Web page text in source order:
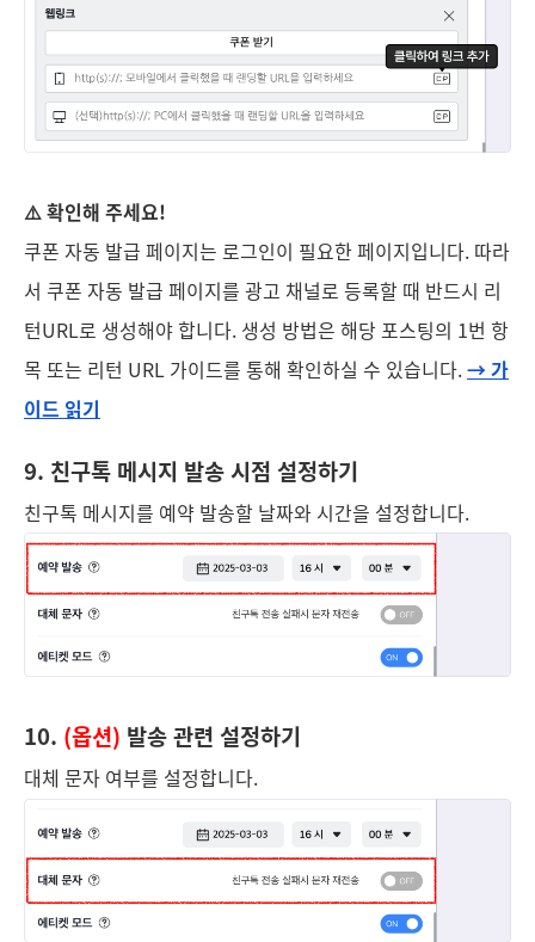
⚠️ 확인해 주세요!
쿠폰 자동 발급 페이지는 로그인이 필요한 페이지입니다. 따라
서 쿠폰 자동 발급 페이지를 광고 채널로 등록할 때 반드시 리
턴URL로 생성해야 합니다. 생성 방법은 해당 포스팅의 1번 항
목 또는 리턴 URL 가이드를 통해 확인하실 수 있습니다.→ 가
이드 읽기
9. 친구톡 메시지 발송 시점 설정하기
친구톡 메시지를 예약 발송할 날짜와 시간을 설정합니다.
10. (옵션) 발송 관련 설정하기
대체 문자 여부를 설정합니다.